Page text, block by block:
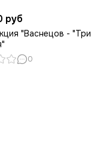
руб
"Васнецов - "Три
0